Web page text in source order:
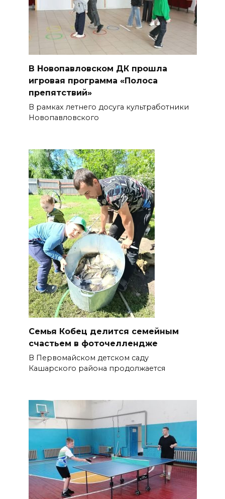
В Новопавловском ДК прошла
игровая программа «Полоса
препятствий»
В рамках летнего досуга культработники
Новопавловского
Семья Кобец делится семейным
счастьем в фоточеллендже
В Первомайском детском саду
Кашарского района продолжается